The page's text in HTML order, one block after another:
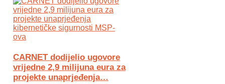
CARNET dodijelio ugovore
vrijedne 2,9 milijuna eura za
projekte unaprjeđenja…